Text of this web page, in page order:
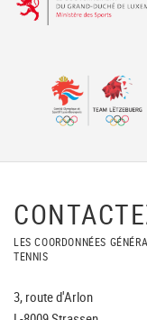
LES COORDONNÉES
TENNIS
3, route d'Arlon